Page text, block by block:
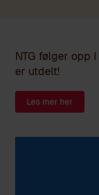
NTG følger opp
er utdelt!
Les mer her